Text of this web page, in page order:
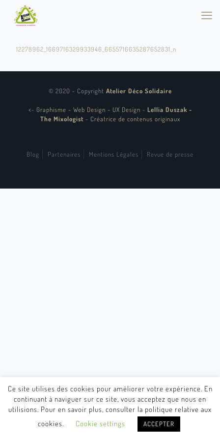
12278962_1669716329933946_6655716635287652831_n
© 2020 - Copyright Atelier Déco Solidaire
<- Graphisme - Web Design - UX Design - Lellia Duszak -
The Mixologist - Créatrice de contenus originaux
Blog Partenaires Mentions Légales Revue de presse
Ce site utilises des cookies pour améliorer votre expérience. En
continuant à naviguer sur ce site, vous acceptez que nous en
utilisions. Pour en savoir plus, consulter la politique relative aux
cookies.
Cookie settings ACCEPTER